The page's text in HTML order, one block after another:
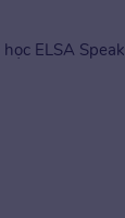
học ELSA Speak